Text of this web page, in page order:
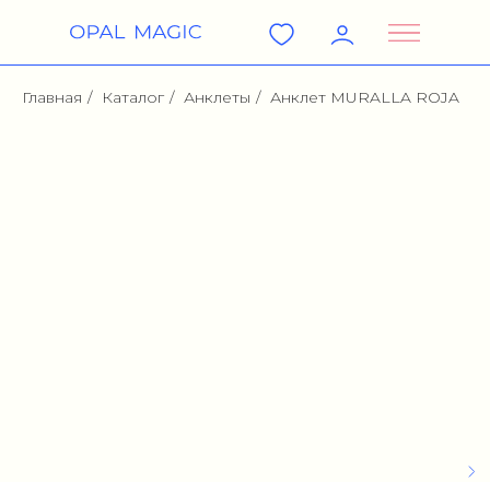
Главная / Каталог / Анклеты / Анклет MURALLA ROJA